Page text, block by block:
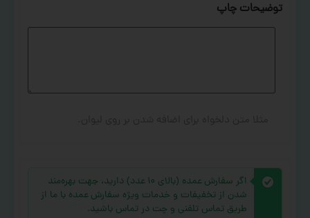
توضیحات چاپ
اگر سفارش عمده (بالای ۱۰ عدد) دارید، جهت بهره‌مند
شدن از تخفیفات و خدمات ویژه سفارش عمده با ما از
طریق تماس تلفنی و چت در تماس باشید.